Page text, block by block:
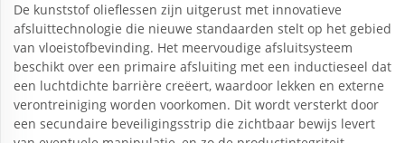
De kunststof olieflessen zijn uitgerust met innovatieve
afsluittechnologie die nieuwe standaarden stelt op het gebied
van vloeistofbevinding. Het meervoudige afsluitsysteem
beschikt over een primaire afsluiting met een inductieseel dat
een luchtdichte barrière creëert, waardoor lekken en externe
verontreiniging worden voorkomen. Dit wordt versterkt door
een secundaire beveiligingsstrip die zichtbaar bewijs levert